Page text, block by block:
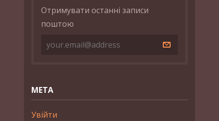
Отримувати останні записи
поштою
МЕТА
Увійти